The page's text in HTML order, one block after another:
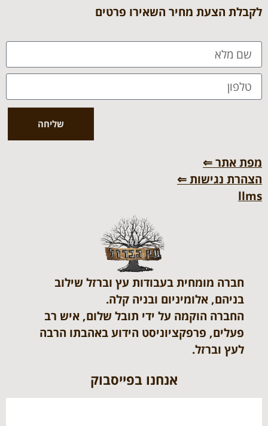
לקבלת הצעת מחיר השאירו פרטים
שליחה
מפת אתר ⇐
הצהרת נגישות ⇐
llms
חברה מומחית בעבודות עץ וברזל שילוב
בניהם, אלומיניום ובניה קלה.
החברה הוקמה על ידי תובל שלום, איש רב
פעלים, פרפקציוניסט הידוע באהבתו הרבה
לעץ וברזל.
אנחנו בפייסבוק